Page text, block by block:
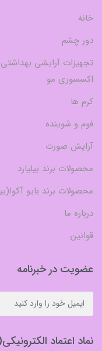
خانه
دور چشم
تجهیزات آرایشی
اکسسوری مو
کرم ها
فوم و شوینده
آرایش صورت
محصولات برند بیلیارد
محصولات برند بایو
درباره ما
قوانین
عضویت در خبرنامه
نماد اعتماد